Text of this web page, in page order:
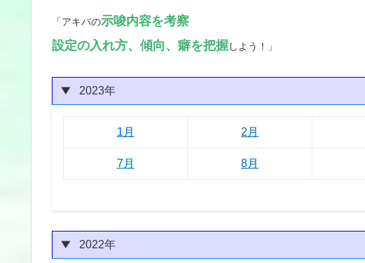
「アキバの示唆内容を考察
設定の入れ方、傾向、癖を把握しよう！」
2023年
1月 2月
7月 8月
2022年